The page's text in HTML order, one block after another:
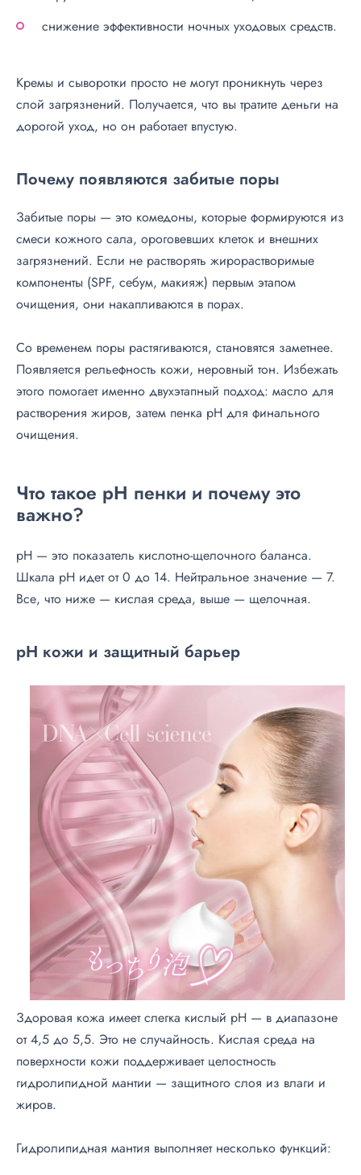
снижение эффективности ночных уходовых средств.
Кремы и сыворотки просто не могут проникнуть через
слой загрязнений. Получается, что вы тратите деньги на
дорогой уход, но он работает впустую.
Почему появляются забитые поры
Забитые поры — это комедоны, которые формируются из
смеси кожного сала, ороговевших клеток и внешних
загрязнений. Если не растворять жирорастворимые
компоненты (SPF, себум, макияж) первым этапом
очищения, они накапливаются в порах.
Со временем поры растягиваются, становятся заметнее.
Появляется рельефность кожи, неровный тон. Избежать
этого помогает именно двухэтапный подход: масло для
растворения жиров, затем пенка pH для финального
очищения.
Что такое pH пенки и почему это
важно?
pH — это показатель кислотно-щелочного баланса.
Шкала pH идет от 0 до 14. Нейтральное значение — 7.
Все, что ниже — кислая среда, выше — щелочная.
pH кожи и защитный барьер
Здоровая кожа имеет слегка кислый pH — в диапазоне
от 4,5 до 5,5. Это не случайность. Кислая среда на
поверхности кожи поддерживает целостность
гидролипидной мантии — защитного слоя из влаги и
жиров.
Гидролипидная мантия выполняет несколько функций: